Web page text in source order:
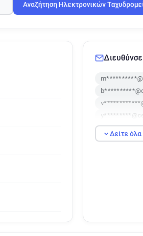
Αναζήτηση Ηλεκτρονικών
Δείτε όλα